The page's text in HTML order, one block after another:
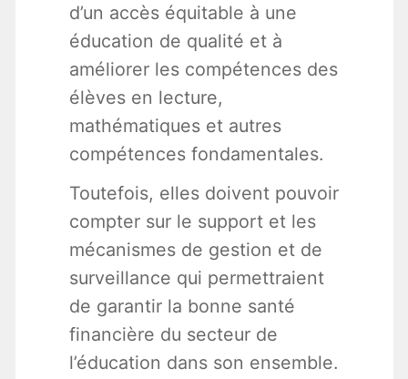
d’un accès équitable à une
éducation de qualité et à
améliorer les compétences des
élèves en lecture,
mathématiques et autres
compétences fondamentales.
Toutefois, elles doivent pouvoir
compter sur le support et les
mécanismes de gestion et de
surveillance qui permettraient
de garantir la bonne santé
financière du secteur de
l’éducation dans son ensemble.